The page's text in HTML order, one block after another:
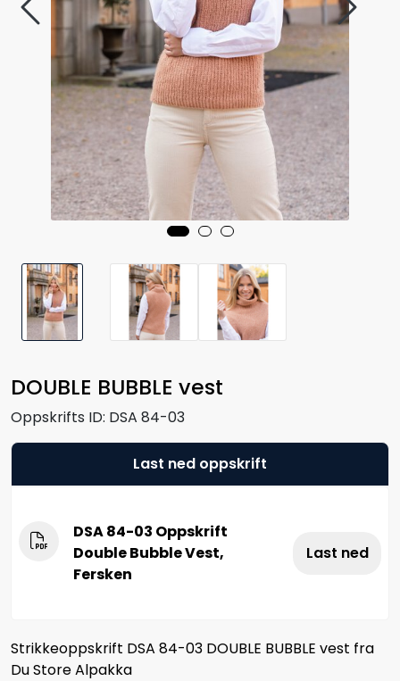
DOUBLE BUBBLE vest
Oppskrifts ID: DSA 84-03
Last ned oppskrift
DSA 84-03 Oppskrift
Double Bubble Vest,
Fersken
Last ned
Strikkeoppskrift DSA 84-03 DOUBLE BUBBLE vest fra
Du Store Alpakka